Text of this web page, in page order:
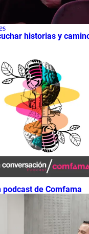
historias y
podcast de Comfama